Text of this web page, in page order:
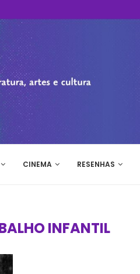
CINEMA RESENHAS
INFANTIL